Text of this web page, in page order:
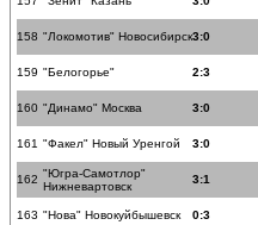
158 "Локомотив" Новосибирск3:0
159 "Белогорье" 2:3
160 "Динамо" Москва 3:0
161 "Факел" Новый Уренгой 3:0
162 "Югра-Самотлор"
Нижневартовск
3:1
163 "Нова" Новокуйбышевск 0:3